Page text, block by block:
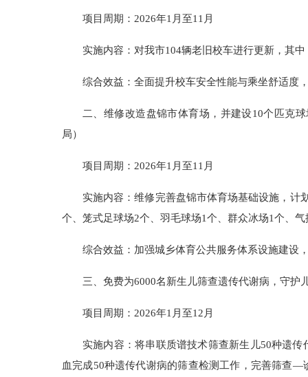
项目周期：2026年1月至11月
实施内容：对我市104辆老旧校车进行更新，其
综合效益：全面提升校车安全性能与乘坐舒适度
二、维修改造盘锦市体育场，并建设10个匹克
局）
项目周期：2026年1月至11月
实施内容：维修完善盘锦市体育场基础设施，计
个、笼式足球场2个、羽毛球场1个、群众冰场1个、
综合效益：加强城乡体育公共服务体系设施建设
三、免费为6000名新生儿筛查遗传代谢病，守护
项目周期：2026年1月至12月
实施内容：将串联质谱技术筛查新生儿50种遗
血完成50种遗传代谢病的筛查检测工作，完善筛查